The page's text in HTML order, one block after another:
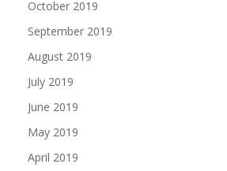
October 2019
September 2019
August 2019
July 2019
June 2019
May 2019
April 2019